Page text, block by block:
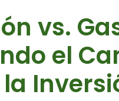
vs.
el